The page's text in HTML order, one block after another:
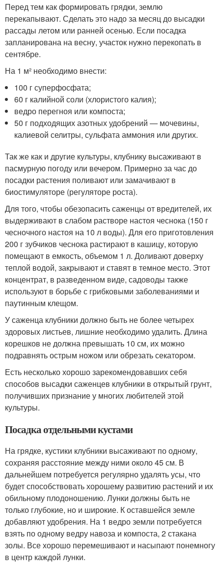
Перед тем как формировать грядки, землю
перекапывают. Сделать это надо за месяц до высадки
рассады летом или ранней осенью. Если посадка
запланирована на весну, участок нужно перекопать в
сентябре.
На 1 м² необходимо внести:
100 г суперфосфата;
60 г калийной соли (хлористого калия);
ведро перегноя или компоста;
50 г подходящих азотных удобрений — мочевины,
калиевой селитры, сульфата аммония или других.
Так же как и другие культуры, клубнику высаживают в
пасмурную погоду или вечером. Примерно за час до
посадки растения поливают или замачивают в
биостимуляторе (регуляторе роста).
Для того, чтобы обезопасить саженцы от вредителей, их
выдерживают в слабом растворе настоя чеснока (150 г
чесночного настоя на 10 л воды). Для его приготовления
200 г зубчиков чеснока растирают в кашицу, которую
помещают в емкость, объемом 1 л. Доливают доверху
теплой водой, закрывают и ставят в темное место. Этот
концентрат, в разведенном виде, садоводы также
используют в борьбе с грибковыми заболеваниями и
паутинным клещом.
У саженца клубники должно быть не более четырех
здоровых листьев, лишние необходимо удалить. Длина
корешков не должна превышать 10 см, их можно
подравнять острым ножом или обрезать секатором.
Есть несколько хорошо зарекомендовавших себя
способов высадки саженцев клубники в открытый грунт,
получивших признание у многих любителей этой
культуры.
Посадка отдельными кустами
На грядке, кустики клубники высаживают по одному,
сохраняя расстояние между ними около 45 см. В
дальнейшем потребуется регулярно удалять усы, что
будет способствовать хорошему развитию растений и их
обильному плодоношению. Лунки должны быть не
только глубокие, но и широкие. К оставшейся земле
добавляют удобрения. На 1 ведро земли потребуется
взять по одному ведру навоза и компоста, 2 стакана
золы. Все хорошо перемешивают и насыпают понемногу
в центр каждой лунки.